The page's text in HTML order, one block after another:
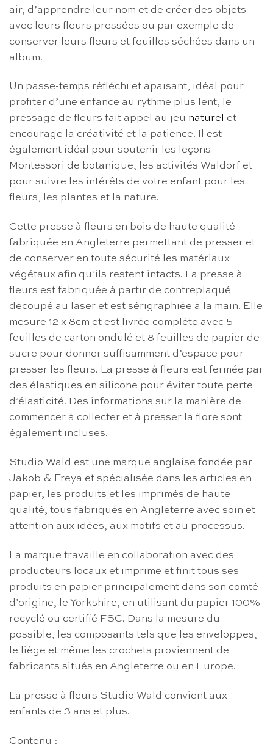
air, d’apprendre leur nom et de créer des objets
avec leurs fleurs pressées ou par exemple de
conserver leurs fleurs et feuilles séchées dans un
album.
Un passe-temps réfléchi et apaisant, idéal pour
profiter d’une enfance au rythme plus lent, le
pressage de fleurs fait appel au jeu naturel et
encourage la créativité et la patience. Il est
également idéal pour soutenir les leçons
Montessori de botanique, les activités Waldorf et
pour suivre les intérêts de votre enfant pour les
fleurs, les plantes et la nature.
Cette presse à fleurs en bois de haute qualité
fabriquée en Angleterre permettant de presser et
de conserver en toute sécurité les matériaux
végétaux afin qu’ils restent intacts. La presse à
fleurs est fabriquée à partir de contreplaqué
découpé au laser et est sérigraphiée à la main. Elle
mesure 12 x 8cm et est livrée complète avec 5
feuilles de carton ondulé et 8 feuilles de papier de
sucre pour donner suffisamment d’espace pour
presser les fleurs. La presse à fleurs est fermée par
des élastiques en silicone pour éviter toute perte
d’élasticité. Des informations sur la manière de
commencer à collecter et à presser la flore sont
également incluses.
Studio Wald est une marque anglaise fondée par
Jakob & Freya et spécialisée dans les articles en
papier, les produits et les imprimés de haute
qualité, tous fabriqués en Angleterre avec soin et
attention aux idées, aux motifs et au processus.
La marque travaille en collaboration avec des
producteurs locaux et imprime et finit tous ses
produits en papier principalement dans son comté
d’origine, le Yorkshire, en utilisant du papier 100%
recyclé ou certifié FSC. Dans la mesure du
possible, les composants tels que les enveloppes,
le liège et même les crochets proviennent de
fabricants situés en Angleterre ou en Europe.
La presse à fleurs Studio Wald convient aux
enfants de 3 ans et plus.
Contenu :